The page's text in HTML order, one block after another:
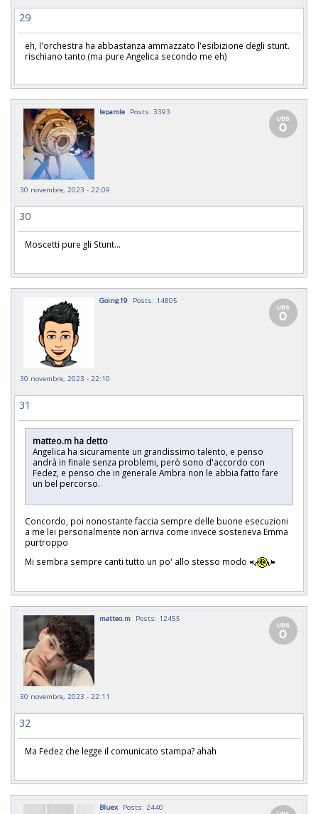
29
eh, l'orchestra ha abbastanza ammazzato l'esibizione degli stunt.
rischiano tanto (ma pure Angelica secondo me eh)
leparole Posts: 3393
30 novembre, 2023 - 22:09
30
Moscetti pure gli Stunt...
Going19 Posts: 14805
30 novembre, 2023 - 22:10
31
matteo.m ha detto
Angelica ha sicuramente un grandissimo talento, e penso
andrà in finale senza problemi, però sono d'accordo con
Fedez, e penso che in generale Ambra non le abbia fatto fare
un bel percorso.
Concordo, poi nonostante faccia sempre delle buone esecuzioni
a me lei personalmente non arriva come invece sosteneva Emma
purtroppo
Mi sembra sempre canti tutto un po' allo stesso modo
matteo.m Posts: 12455
30 novembre, 2023 - 22:11
32
Ma Fedez che legge il comunicato stampa? ahah
Bluex Posts: 2440